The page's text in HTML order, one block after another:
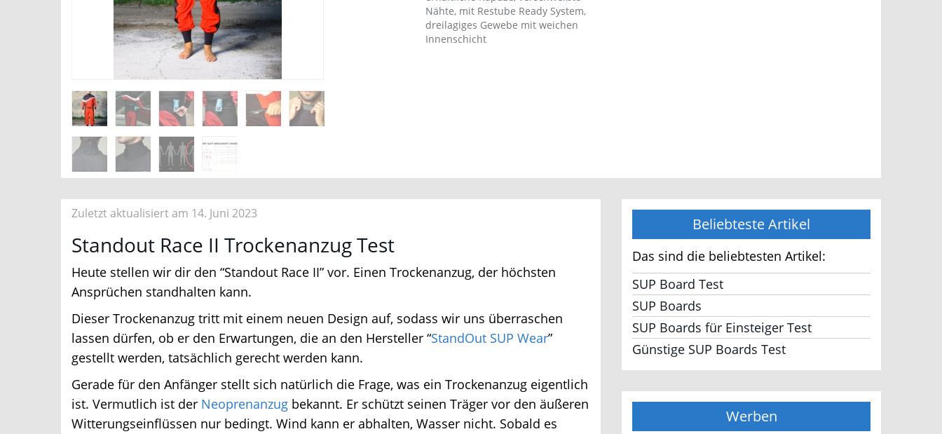
Nähte, mit Restube Ready System,
dreilagiges Gewebe mit weichen
Innenschicht
Zuletzt aktualisiert am 14. Juni 2023
Standout Race II Trockenanzug Test
Heute stellen wir dir den “Standout Race II” vor. Einen Trockenanzug, der höchsten
Ansprüchen standhalten kann.
Dieser Trockenanzug tritt mit einem neuen Design auf, sodass wir uns überraschen
lassen dürfen, ob er den Erwartungen, die an den Hersteller “ StandOut SUP Wear”
gestellt werden, tatsächlich gerecht werden kann.
Gerade für den Anfänger stellt sich natürlich die Frage, was ein Trockenanzug eigentlich
ist. Vermutlich ist derNeoprenanzugbekannt. Er schützt seinen Träger vor den äußeren
Witterungseinflüssen nur bedingt. Wind kann er abhalten, Wasser nicht. Sobald es
Beliebteste Artikel
Das sind die beliebtesten Artikel:
SUP Board Test
SUP Boards
SUP Boards für Einsteiger Test
Günstige SUP Boards Test
Werben